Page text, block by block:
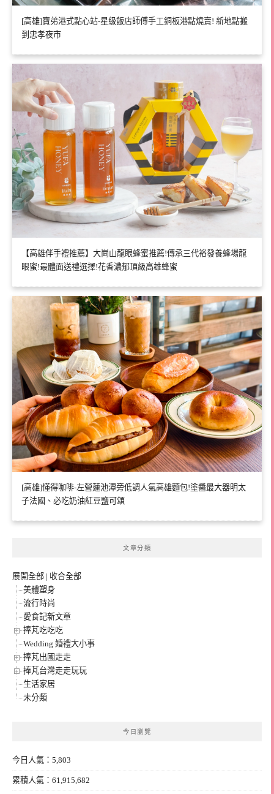
[高雄]寶弟港式點心站-星級飯店師傅手工銅板港點燒賣! 新地點搬
到忠孝夜市
【高雄伴手禮推薦】大崗山龍眼蜂蜜推薦!傳承三代裕發養蜂場龍
眼蜜!最體面送禮選擇!花香濃郁頂級高雄蜂蜜
[高雄]懂得咖啡-左營蓮池潭旁低調人氣高雄麵包!塗醬最大器明太
子法國、必吃奶油紅豆鹽可頌
文章分類
展開全部 | 收合全部
美體塑身
流行時尚
愛食記新文章
捧芃吃吃吃
Wedding 婚禮大小事
捧芃出國走走
捧芃台灣走走玩玩
生活家居
未分類
今日瀏覽
今日人氣：5,803
累積人氣：61,915,682